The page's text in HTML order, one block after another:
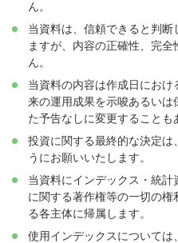
ん。
当資料は、信頼できると判
ますが、内容の正確性、完
ん。
当資料の内容は作成日にお
来の運用成果を示唆あるいは
た予告なしに変更することも
投資に関する最終的な決定は
うにお願いいたします。
当資料にインデックス・統
に関する著作権等の一切の
る各主体に帰属します。
使用インデックスについて